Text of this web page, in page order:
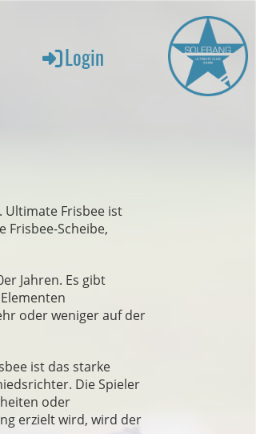
Login
Ultimate Frisbee ist
Scheibe,
Jahren. Es gibt
oder weniger auf der
ist das starke
Die Spieler
oder
erzielt wird, wird der